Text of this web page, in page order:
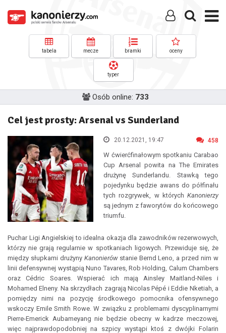
tabela mecze bramki oceny
typer
Osób online: 733
Cel jest prosty: Arsenal vs Sunderland
20.12.2021, 19:47 458
W ćwierćfinałowym spotkaniu Carabao
Cup Arsenal powita na The Emirates
drużynę Sunderlandu. Stawką tego
pojedynku będzie awans do półfinału
tych rozgrywek, w których Kanonierzy
są jednym z faworytów do końcowego
triumfu.
Puchar Ligi Angielskiej to idealna okazja dla zawodników rezerwowych,
którzy nie grają regularnie w spotkaniach ligowych. Przewiduje się, że
między słupkami drużyny Kanonierówstanie Bernd Leno, a przed nim w
linii defensywnej wystąpią Nuno Tavares, Rob Holding, Calum Chambers
oraz Cédric Soares. Wspierać ich mają Ainsley Maitland-Niles i
Mohamed Elneny. Na skrzydłach zagrają Nicolas Pépé i Eddie Nketiah, a
pomiędzy nimi na pozycję środkowego pomocnika ofensywnego
wskoczy Emile Smith Rowe. W związku z problemami dyscyplinarnymi
Pierre-Emerick Aubameyang nie będzie obecny w kadrze meczowej,
więc najprawdopodobniej na szpicy wystąpi ktoś z dwójki Folarin